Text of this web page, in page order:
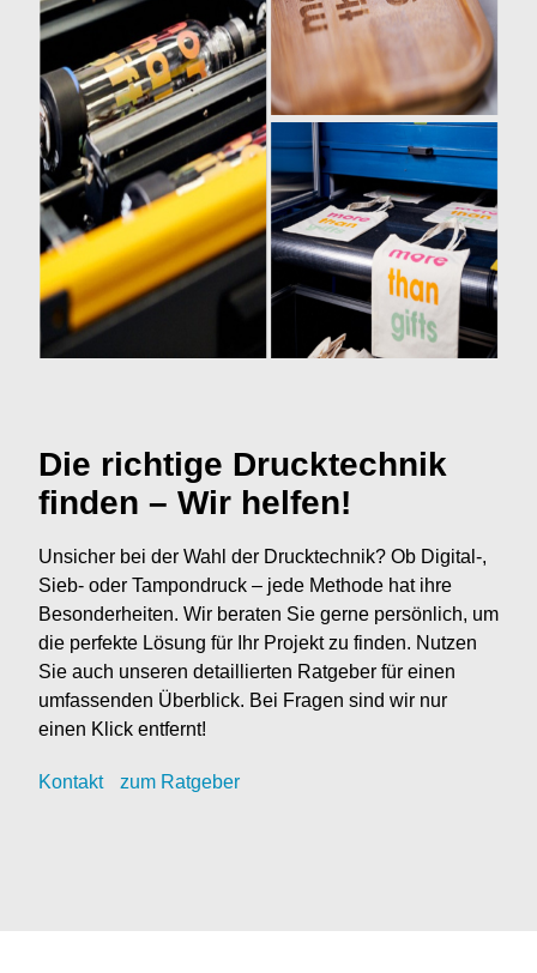
Die richtige Drucktechnik
finden – Wir helfen!
Unsicher bei der Wahl der Drucktechnik? Ob Digital-,
Sieb- oder Tampondruck – jede Methode hat ihre
Besonderheiten. Wir beraten Sie gerne persönlich, um
die perfekte Lösung für Ihr Projekt zu finden. Nutzen
Sie auch unseren detaillierten Ratgeber für einen
umfassenden Überblick. Bei Fragen sind wir nur
einen Klick entfernt!
Kontakt zum Ratgeber